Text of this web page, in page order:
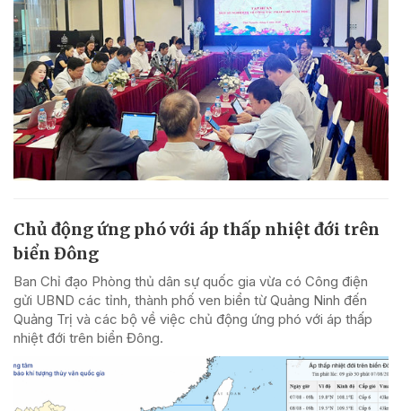
Chủ động ứng phó với áp thấp nhiệt đới trên
biển Đông
Ban Chỉ đạo Phòng thủ dân sự quốc gia vừa có Công điện
gửi UBND các tỉnh, thành phố ven biển từ Quảng Ninh đến
Quảng Trị và các bộ về việc chủ động ứng phó với áp thấp
nhiệt đới trên biển Đông.